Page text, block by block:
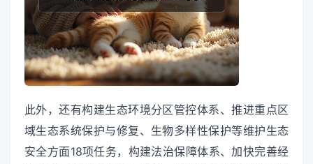
此外，还有构建生态环境分区管控体系、推进重点区
域生态系统保护与修复、生物多样性保护等维护生态
安全方面18项任务，构建法治保障体系、加快完善经